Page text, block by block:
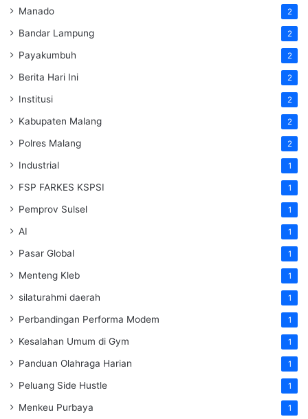
Manado 2
Bandar Lampung 2
Payakumbuh 2
Berita Hari Ini 2
Institusi 2
Kabupaten Malang 2
Polres Malang 2
Industrial 1
FSP FARKES KSPSI 1
Pemprov Sulsel 1
AI 1
Pasar Global 1
Menteng Kleb 1
silaturahmi daerah 1
Perbandingan Performa Modem 1
Kesalahan Umum di Gym 1
Panduan Olahraga Harian 1
Peluang Side Hustle 1
Menkeu Purbaya 1